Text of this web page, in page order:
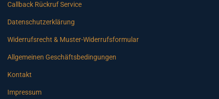
Callback Rückruf Service
Datenschutzerklärung
Widerrufsrecht & Muster-Widerrufsformular
Allgemeinen Geschäftsbedingungen
Kontakt
Impressum